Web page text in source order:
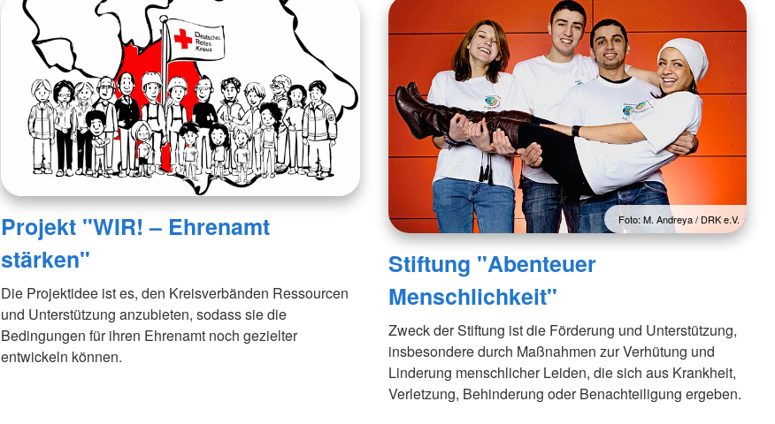
Projekt "WIR! – Ehrenamt
stärken"
Die Projektidee ist es, den Kreisverbänden Ressourcen
und Unterstützung anzubieten, sodass sie die
Bedingungen für ihren Ehrenamt noch gezielter
entwickeln können.
Foto: M. Andreya / DRK e.V.
Stiftung "Abenteuer
Menschlichkeit"
Zweck der Stiftung ist die Förderung und Unterstützung,
insbesondere durch Maßnahmen zur Verhütung und
Linderung menschlicher Leiden, die sich aus Krankheit,
Verletzung, Behinderung oder Benachteiligung ergeben.